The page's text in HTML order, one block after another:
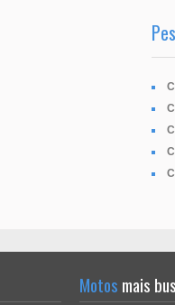
Motos mais